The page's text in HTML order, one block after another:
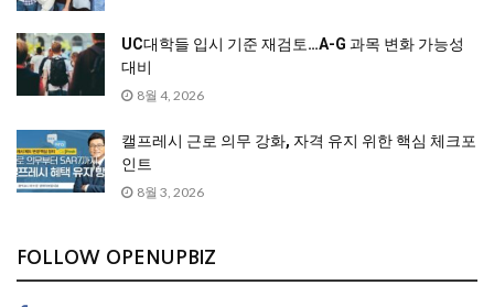
UC대학들 입시 기준 재검토…A-G 과목 변화 가능성
대비
8월 4, 2026
캘프레시 근로 의무 강화, 자격 유지 위한 핵심 체크포
인트
8월 3, 2026
FOLLOW OPENUPBIZ